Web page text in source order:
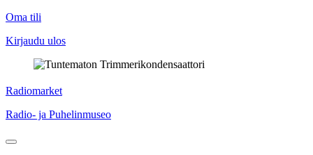
Oma tili
Kirjaudu ulos
Skip
content
Radiomarket
Radio- ja Puhelinmuseo